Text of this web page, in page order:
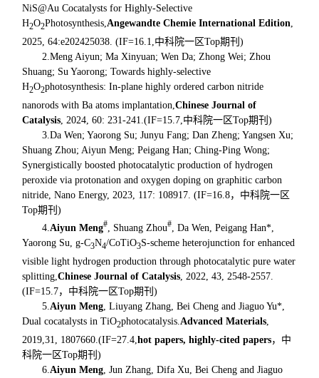
NiS@Au Cocatalysts for Highly-Selective
H2O2Photosynthesis,Angewandte Chemie International Edition,
2025, 64:e202425038. (IF=16.1,中科院一区Top期刊)
2.Meng Aiyun; Ma Xinyuan; Wen Da; Zhong Wei; Zhou
Shuang; Su Yaorong; Towards highly-selective
H2O2photosynthesis: In-plane highly ordered carbon nitride
nanorods with Ba atoms implantation,Chinese Journal of
Catalysis , 2024, 60: 231-241.(IF=15.7,中科院一区Top期刊)
3.Da Wen; Yaorong Su; Junyu Fang; Dan Zheng; Yangsen Xu;
Shuang Zhou; Aiyun Meng; Peigang Han; Ching-Ping Wong;
Synergistically boosted photocatalytic production of hydrogen
peroxide via protonation and oxygen doping on graphitic carbon
nitride, Nano Energy, 2023, 117: 108917. (IF=16.8，中科院一区
Top期刊)
4.Aiyun Meng#, Shuang Zhou#, Da Wen, Peigang Han*,
Yaorong Su, g‐C3N4/CoTiO3S‐scheme heterojunction for enhanced
visible light hydrogen production through photocatalytic pure water
splitting,Chinese Journal of Catalysis, 2022, 43, 2548-2557.
(IF=15.7，中科院一区Top期刊)
5.Aiyun Meng, Liuyang Zhang, Bei Cheng and Jiaguo Yu*,
Dual cocatalysts in TiO2photocatalysis.Advanced Materials,
2019,31 , 1807660.(IF=27.4,hot papers, highly-cited papers，中
科院一区Top期刊)
6. Aiyun Meng , Jun Zhang, Difa Xu, Bei Cheng and Jiaguo